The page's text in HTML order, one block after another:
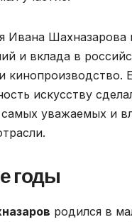
Ивана Шахназарова
и вклада в
кинопроизводство.
искусству
уважаемых и
годы
родился в